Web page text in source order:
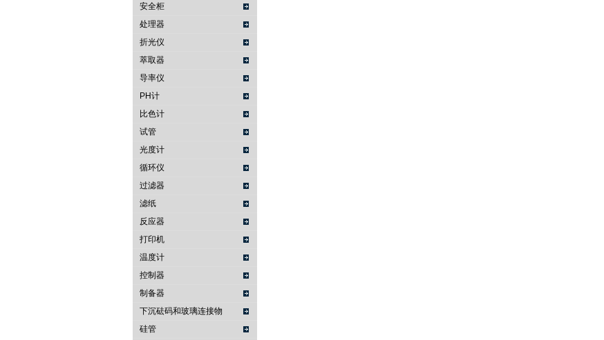
安全柜
处理器
折光仪
萃取器
导率仪
PH计
比色计
试管
光度计
循环仪
过滤器
滤纸
反应器
打印机
温度计
控制器
制备器
下沉砝码和玻璃连接物
硅管